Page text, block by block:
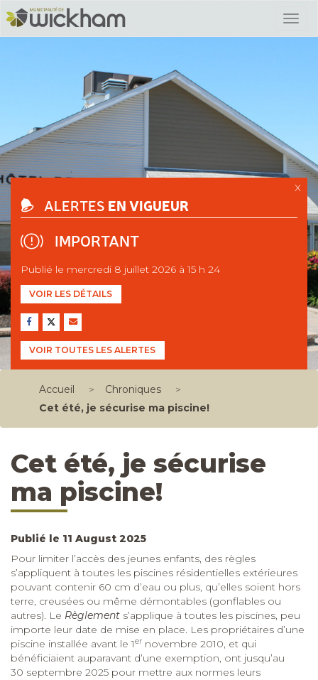
X
ALERTES EN VIGUEUR
IMPORTANT
Publié le mercredi 8 juillet 2026 à 15 h 24
VOIR LES DÉTAILS
VOIR TOUTES LES ALERTES
Accueil > Chroniques
>
Cet été, je sécurise ma piscine!
Cet été, je sécurise
ma piscine!
Publié le 11 August 2025
Pour limiter l’accès des jeunes enfants, des règles
s’appliquent à toutes les piscines résidentielles extérieures
pouvant contenir 60 cm d’eau ou plus, qu’elles soient hors
terre, creusées ou même démontables (gonflables ou
autres). Le Règlement s’applique à toutes les piscines, peu
importe leur date de mise en place. Les propriétaires d’une
piscine installée avant le 1er novembre 2010, et qui
bénéficiaient auparavant d’une exemption, ont jusqu’au
30 septembre 2025 pour mettre aux normes leurs